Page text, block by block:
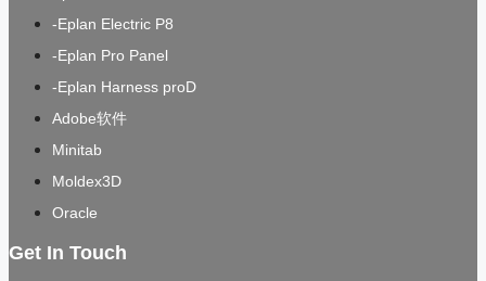
-Eplan Electric P8
-Eplan Pro Panel
-Eplan Harness proD
Adobe软件
Minitab
Moldex3D
Oracle
Get In Touch